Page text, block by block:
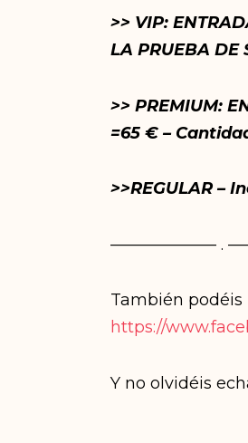
>> VIP:
LA PRUEBA
>> PREMIUM:
=65 € –
>>REGULAR –
——————– .
También podéis
https://
Y no olvidéis